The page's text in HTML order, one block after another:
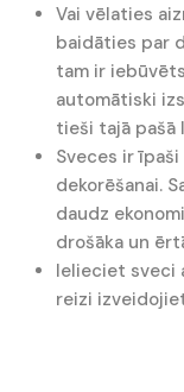
Vai vēlaties
baidāties par
tam ir
automātiski
tieši tajā pašā
Sveces ir
dekorēšanai.
daudz
drošāka un
Ielieciet sveci
reizi